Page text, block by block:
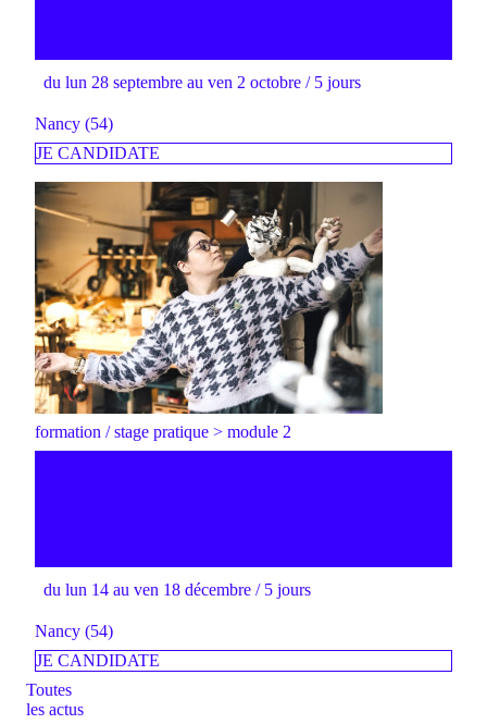
du lun 28 septembre au ven 2 octobre / 5 jours
Nancy (54)
JE CANDIDATE
formation / stage pratique > module 2
du lun 14 au ven 18 décembre / 5 jours
Nancy (54)
JE CANDIDATE
Toutes
les actus